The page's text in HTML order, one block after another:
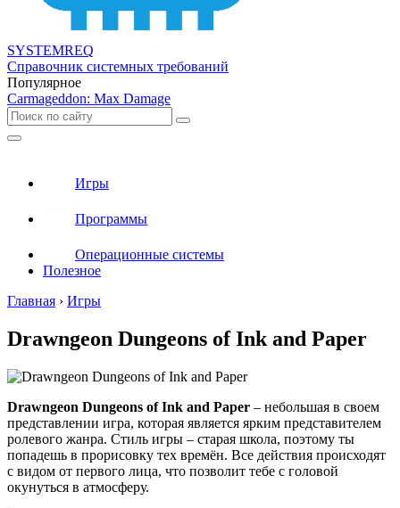
SYSTEMREQ
Справочник системных требований
Популярное
Carmageddon: Max Damage
Игры
Программы
Операционные системы
Полезное
Главная › Игры
Drawngeon Dungeons of Ink and Paper
Drawngeon Dungeons of Ink and Paper – небольшая в своем
представлении игра, которая является ярким представителем
ролевого жанра. Стиль игры – старая школа, поэтому ты
попадешь в прорисовку тех времён. Все действия происходят
с видом от первого лица, что позволит тебе с головой
окунуться в атмосферу.